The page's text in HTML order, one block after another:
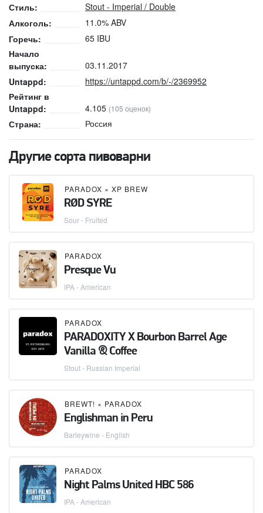
Стиль:
Stout - Imperial / Double
Алкоголь:
11.0% ABV
Горечь:
65 IBU
Начало
выпуска:
03.11.2017
Untappd:
https://untappd.com/b/-/2369952
Рейтинг в
Untappd:
4.105 (105 оценок)
Страна: Россия
Другие сорта пивоварни
PARADOX × XP BREW
RØD SYRE
Sour - Fruited
PARADOX
Presque Vu
IPA - American
PARADOX
PARADOXITY X Bourbon Barrel Age
Vanilla & Coffee
Stout - Russian Imperial
BREWT! × PARADOX
Englishman in Peru
Barleywine - English
PARADOX
Night Palms United HBC 586
IPA - American